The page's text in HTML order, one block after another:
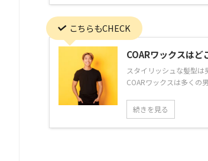
こちらもCHECK
COARワックスは
スタイリッシュな髪型は
COARワックスは多くの
続きを見る